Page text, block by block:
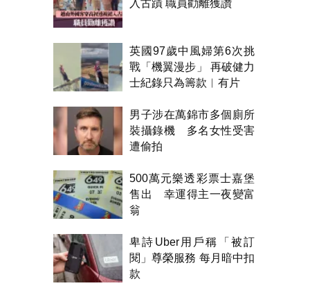
入古蹟 職員勸離獲讚
英國97歲中風婦第6次挑
戰「機翼漫步」 再破健力
士紀錄只為籌款︱有片
男子涉在萬錦市多個廁所
裝攝錄機 多名女性受害
遭偷拍
500萬元樂透彩票士嘉堡
售出 幸運得主一夜變富
翁
卑詩Uber用戶稱「被訂
閱」尊榮服務 每月暗中扣
款